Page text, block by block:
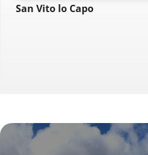
San Vito lo Capo